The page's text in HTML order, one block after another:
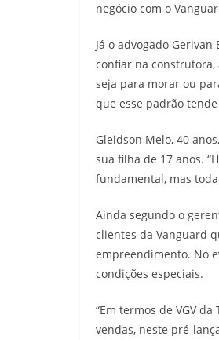
negócio com o
Já o advogado
confiar na
seja para morar ou
que esse padrão
Gleidson Melo, 40
sua filha de 17 anos.
fundamental, mas
Ainda segundo o
clientes da Vanguard
empreendimento. No
condições especiais.
“Em termos de VGV
vendas, neste pré-